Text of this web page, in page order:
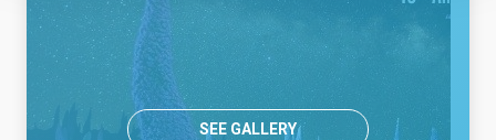
SEE GALLERY